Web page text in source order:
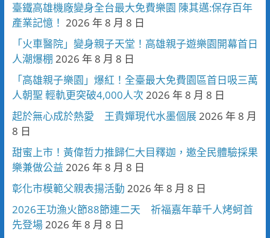
臺鐵高雄機廠變身全台最大免費樂園 陳其邁:保存百年
產業記憶！ 2026 年 8 月 8 日
「火車醫院」變身親子天堂！高雄親子遊樂園開幕首日
人潮爆棚 2026 年 8 月 8 日
「高雄親子樂園」爆紅！全臺最大免費園區首日吸三萬
人朝聖 輕軌更突破4,000人次 2026 年 8 月 8 日
起於無心成於熱愛 王貴嬋現代水墨個展2026 年 8 月
8 日
甜蜜上市！黃偉哲力推歸仁大目釋迦，邀全民體驗採果
樂兼做公益 2026 年 8 月 8 日
彰化市模範父親表揚活動 2026 年 8 月 8 日
2026王功漁火節88節連二天 祈福嘉年華千人烤蚵首
先登場2026 年 8 月 8 日